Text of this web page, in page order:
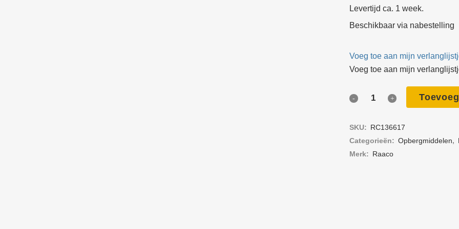
Levertijd ca. 1 week.
Beschikbaar via nabestelling
Voeg toe aan mijn
Voeg toe aan mijn
Raaco
gereedschapkist
SKU: RC136617
Categorieën: Opberg­middelen,
Merk: Raaco